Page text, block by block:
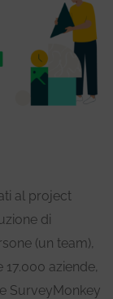
al project
di
(un team),
aziende,
SurveyMonkey